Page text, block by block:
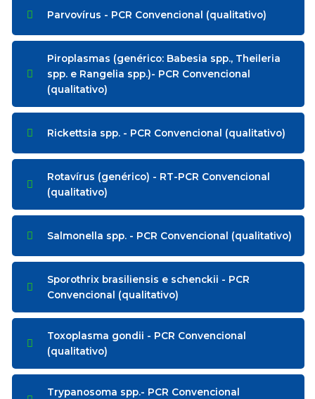
Parvovírus - PCR Convencional (qualitativo)
Piroplasmas (genérico: Babesia spp., Theileria
spp. e Rangelia spp.)- PCR Convencional
(qualitativo)
Rickettsia spp. - PCR Convencional (qualitativo)
Rotavírus (genérico) - RT-PCR Convencional
(qualitativo)
Salmonella spp. - PCR Convencional (qualitativo)
Sporothrix brasiliensis e schenckii - PCR
Convencional (qualitativo)
Toxoplasma gondii - PCR Convencional
(qualitativo)
Trypanosoma spp.- PCR Convencional